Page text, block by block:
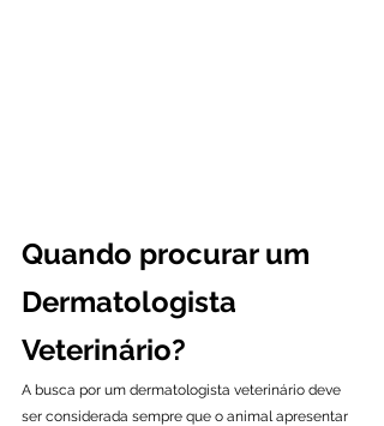
Quando procurar um
Dermatologista
Veterinário?
A busca por um dermatologista veterinário deve
ser considerada sempre que o animal apresentar